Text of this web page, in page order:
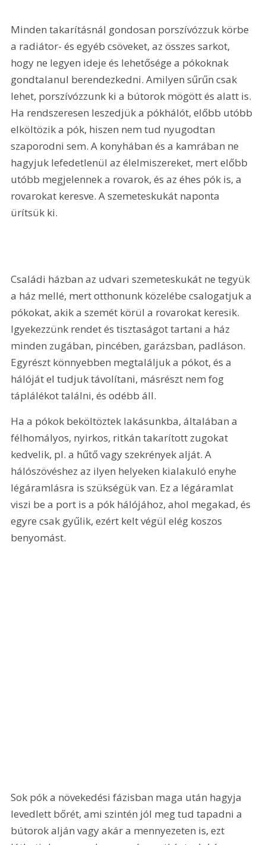
Minden takarításnál gondosan porszívózzuk körbe
a radiátor- és egyéb csöveket, az összes sarkot,
hogy ne legyen ideje és lehetősége a pókoknak
gondtalanul berendezkedni. Amilyen sűrűn csak
lehet, porszívózzunk ki a bútorok mögött és alatt is.
Ha rendszeresen leszedjük a pókhálót, előbb utóbb
elköltözik a pók, hiszen nem tud nyugodtan
szaporodni sem. A konyhában és a kamrában ne
hagyjuk lefedetlenül az élelmiszereket, mert előbb
utóbb megjelennek a rovarok, és az éhes pók is, a
rovarokat keresve. A szemeteskukát naponta
ürítsük ki.
Családi házban az udvari szemeteskukát ne tegyük
a ház mellé, mert otthonunk közelébe csalogatjuk a
pókokat, akik a szemét körül a rovarokat keresik.
Igyekezzünk rendet és tisztaságot tartani a ház
minden zugában, pincében, garázsban, padláson.
Egyrészt könnyebben megtaláljuk a pókot, és a
hálóját el tudjuk távolítani, másrészt nem fog
táplálékot találni, és odébb áll.
Ha a pókok beköltöztek lakásunkba, általában a
félhomályos, nyirkos, ritkán takarított zugokat
kedvelik, pl. a hűtő vagy szekrények alját. A
hálószövéshez az ilyen helyeken kialakuló enyhe
légáramlásra is szükségük van. Ez a légáramlat
viszi be a port is a pók hálójához, ahol megakad, és
egyre csak gyűlik, ezért kelt végül elég koszos
benyomást.
Sok pók a növekedési fázisban maga után hagyja
levedlett bőrét, ami szintén jól meg tud tapadni a
bútorok alján vagy akár a mennyezeten is, ezt